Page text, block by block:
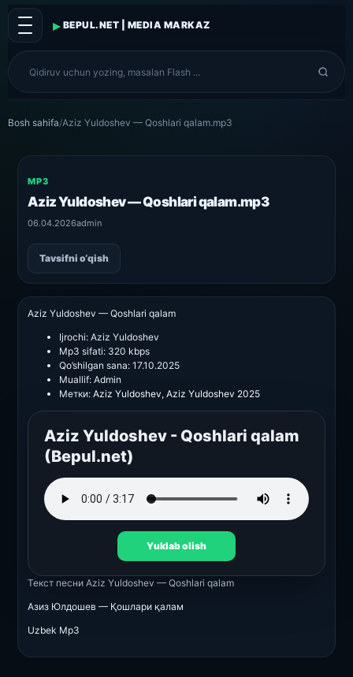
▸ BEPUL.NET | MEDIA MARKAZ
Bosh sahifa/Aziz Yuldoshev — Qoshlari qalam.mp3
MP3
Aziz Yuldoshev — Qoshlari qalam.mp3
06.04.2026admin
Tavsifni o‘qish
Aziz Yuldoshev — Qoshlari qalam
Ijrochi: Aziz Yuldoshev
Mp3 sifati: 320 kbps
Qo’shilgan sana: 17.10.2025
Muallif: Admin
Метки: Aziz Yuldoshev, Aziz Yuldoshev 2025
Aziz Yuldoshev - Qoshlari qalam
(Bepul.net)
Yuklab olish
Текст песни Aziz Yuldoshev — Qoshlari qalam
Азиз Юлдошев — Қошлари қалам
Uzbek Mp3